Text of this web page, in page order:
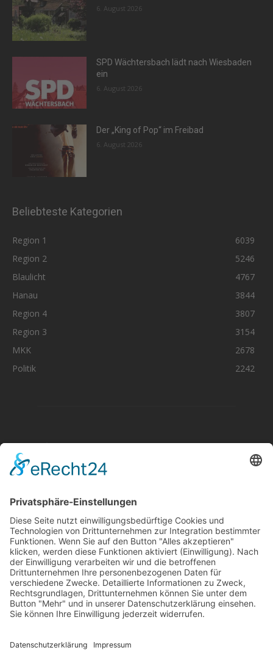
6. August 2026
SPD Wächtersbach lädt nach Wiesbaden
ein
6. August 2026
Der „King of Pop“ im Freibad
6. August 2026
Beliebteste Kategorien
Region 1
6039
Region 2
5246
Blaulicht
4767
Hanau
3844
Region 4
3807
Region 3
3154
MKK
2678
Politik
2242
Aktuelle Nachrichten aus dem MKK-Kreis.
Kontaktiere uns:team@mkk-echo.de
JetztBericht einreichen
Folge uns auf SocialMedia